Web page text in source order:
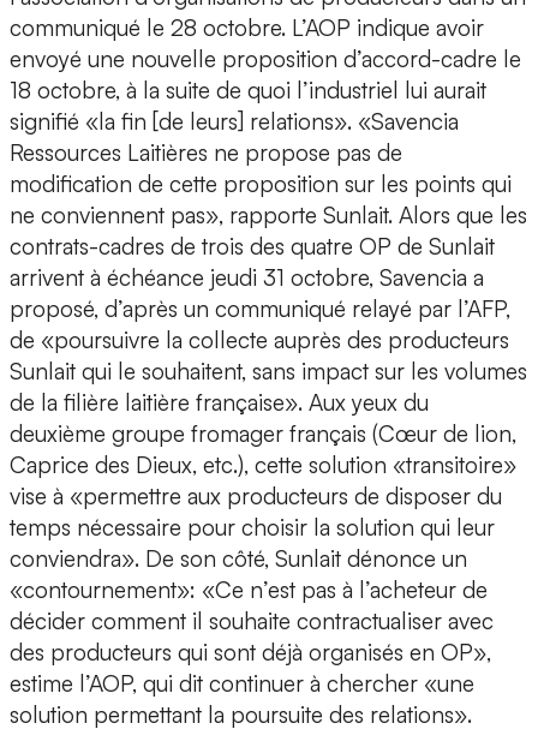
communiqué le 28 octobre. L’AOP indique avoir
envoyé une nouvelle proposition d’accord-cadre le
18 octobre, à la suite de quoi l’industriel lui aurait
signifié «la fin [de leurs] relations». «Savencia
Ressources Laitières ne propose pas de
modification de cette proposition sur les points qui
ne conviennent pas», rapporte Sunlait. Alors que les
contrats-cadres de trois des quatre OP de Sunlait
arrivent à échéance jeudi 31 octobre, Savencia a
proposé, d’après un communiqué relayé par l’AFP,
de «poursuivre la collecte auprès des producteurs
Sunlait qui le souhaitent, sans impact sur les volumes
de la filière laitière française». Aux yeux du
deuxième groupe fromager français (Cœur de lion,
Caprice des Dieux, etc.), cette solution «transitoire»
vise à «permettre aux producteurs de disposer du
temps nécessaire pour choisir la solution qui leur
conviendra». De son côté, Sunlait dénonce un
«contournement»: «Ce n’est pas à l’acheteur de
décider comment il souhaite contractualiser avec
des producteurs qui sont déjà organisés en OP»,
estime l’AOP, qui dit continuer à chercher «une
solution permettant la poursuite des relations».